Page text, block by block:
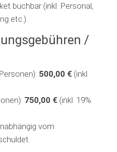
buchbar (inkl. Personal,
etc.).
/
500,00 €(inkl.
750,00 €(inkl. 19%
vom